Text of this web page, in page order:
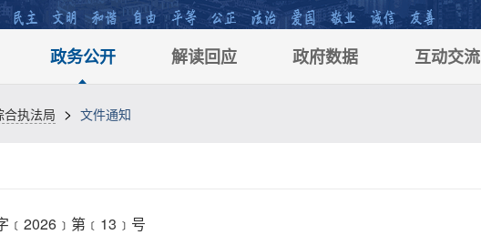
政务公开 解读回应 政府数据 互动交流
合执法局 > 文件通知
﹝2026﹞第﹝13﹞号